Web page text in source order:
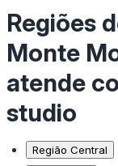
Regiões
Monte
atende
studio
Região Central